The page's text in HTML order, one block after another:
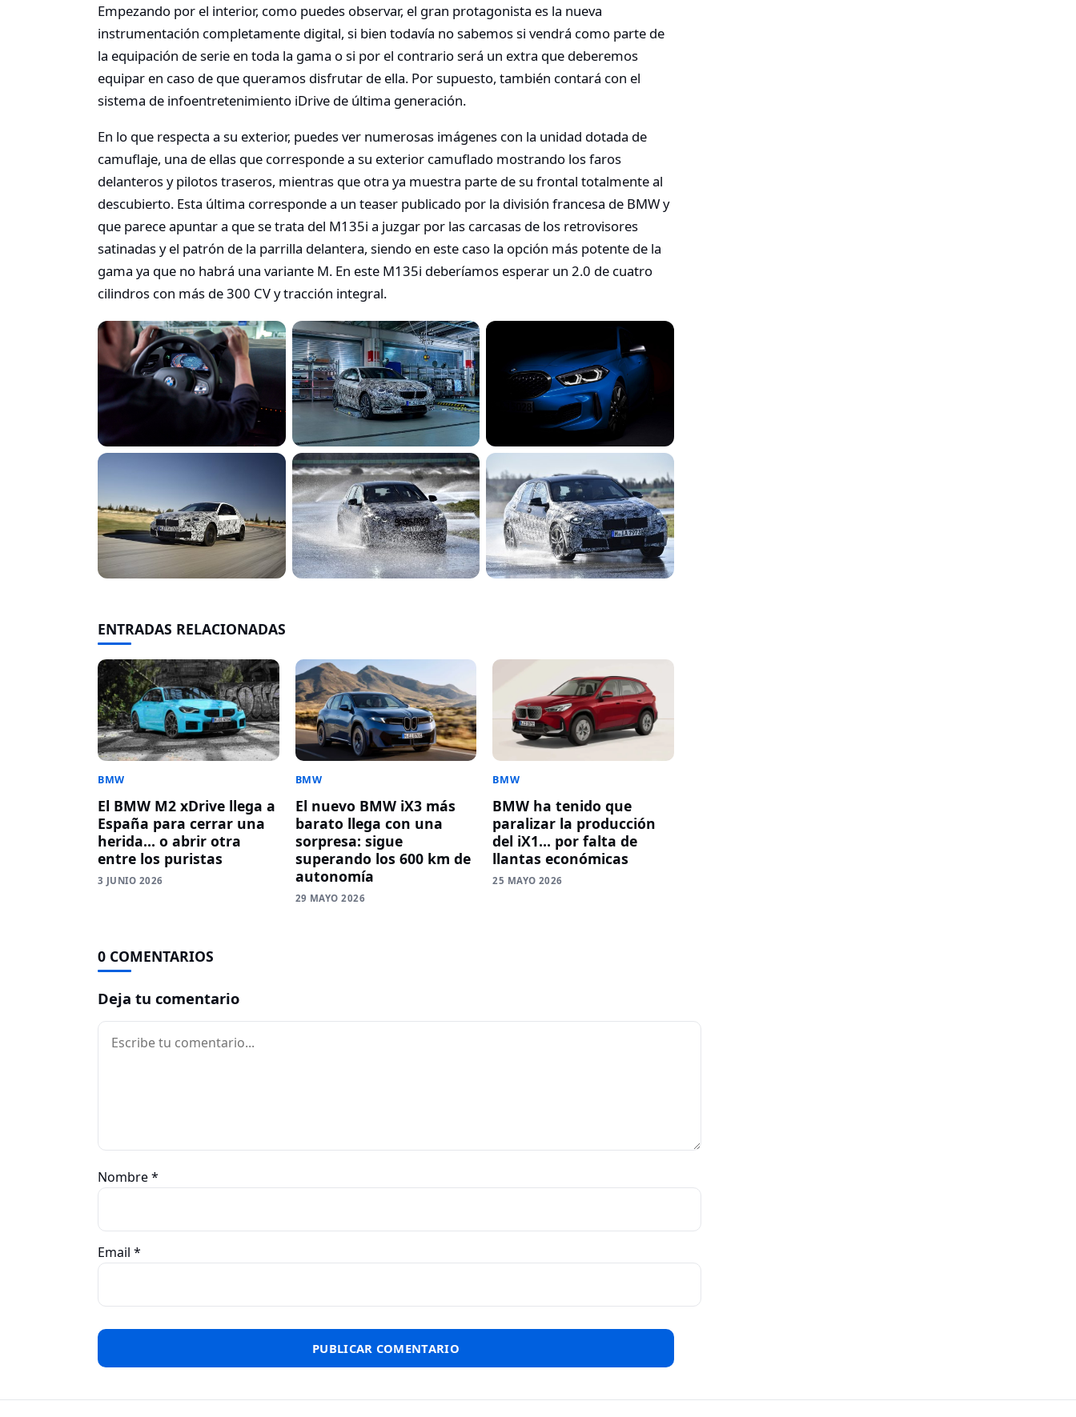
Empezando por el interior, como puedes observar, el gran protagonista es la nueva
instrumentación completamente digital, si bien todavía no sabemos si vendrá como parte de
la equipación de serie en toda la gama o si por el contrario será un extra que deberemos
equipar en caso de que queramos disfrutar de ella. Por supuesto, también contará con el
sistema de infoentretenimiento iDrive de última generación.
En lo que respecta a su exterior, puedes ver numerosas imágenes con la unidad dotada de
camuflaje, una de ellas que corresponde a su exterior camuflado mostrando los faros
delanteros y pilotos traseros, mientras que otra ya muestra parte de su frontal totalmente al
descubierto. Esta última corresponde a un teaser publicado por la división francesa de BMW y
que parece apuntar a que se trata del M135i a juzgar por las carcasas de los retrovisores
satinadas y el patrón de la parrilla delantera, siendo en este caso la opción más potente de la
gama ya que no habrá una variante M. En este M135i deberíamos esperar un 2.0 de cuatro
cilindros con más de 300 CV y tracción integral.
ENTRADAS RELACIONADAS
BMW
El BMW M2 xDrive llega a
España para cerrar una
herida… o abrir otra
entre los puristas
3 JUNIO 2026
BMW
El nuevo BMW iX3 más
barato llega con una
sorpresa: sigue
superando los 600 km de
autonomía
29 MAYO 2026
BMW
BMW ha tenido que
paralizar la producción
del iX1… por falta de
llantas económicas
25 MAYO 2026
0 COMENTARIOS
Deja tu comentario
Comentario
Nombre*
Email *